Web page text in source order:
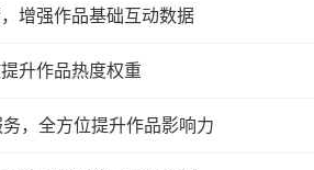
增强作品基础互动数据
升作品热度权重
，全方位提升作品影响力